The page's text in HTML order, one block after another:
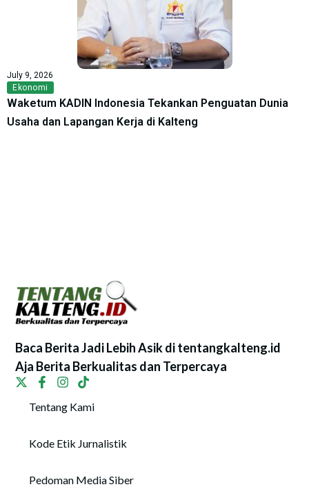
July 9, 2026
Ekonomi
Waketum KADIN Indonesia Tekankan Penguatan Dunia
Usaha dan Lapangan Kerja di Kalteng
Baca Berita Jadi Lebih Asik di tentangkalteng.id
Aja Berita Berkualitas dan Terpercaya
Tentang Kami
Kode Etik Jurnalistik
Pedoman Media Siber